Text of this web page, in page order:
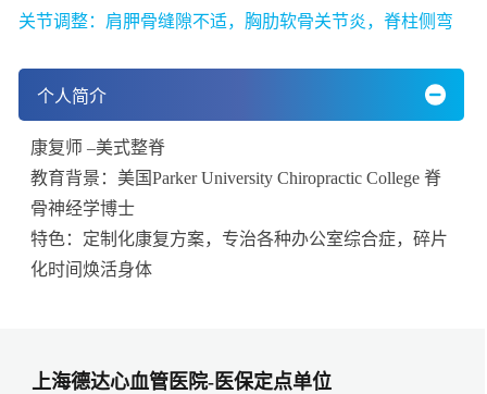
关节调整：肩胛骨缝隙不适，胸肋软骨关节炎，脊柱侧弯
个人简介
康复师 –美式整脊
教育背景：美国Parker University Chiropractic College 脊
骨神经学博士
特色：定制化康复方案，专治各种办公室综合症，碎片
化时间焕活身体
上海德达心血管医院-医保定点单位